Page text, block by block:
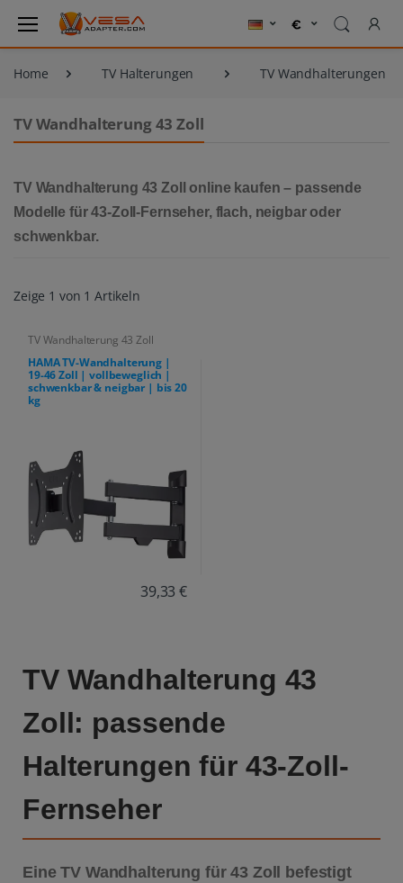
Home TV Halterungen TV Wandhalterungen
TV Wandhalterung 43 Zoll
TV Wandhalterung 43 Zoll online kaufen – passende
Modelle für 43-Zoll-Fernseher, flach, neigbar oder
schwenkbar.
Zeige 1 von 1 Artikeln
TV Wandhalterung 43 Zoll
HAMA TV-Wandhalterung |
19-46 Zoll | vollbeweglich |
schwenkbar & neigbar | bis 20
kg
39,33 €
TV Wandhalterung 43
Zoll: passende
Halterungen für 43-Zoll-
Fernseher
EineTV Wandhalterung für 43 Zoll
befestigt